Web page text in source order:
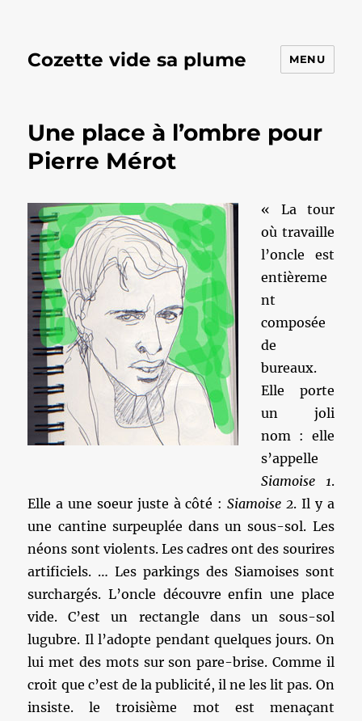
Cozette vide sa plume MENU
Une place à l’ombre pour
Pierre Mérot
« La tour
où travaille
l’oncle est
entièreme
nt
composée
de
bureaux.
Elle porte
un joli
nom : elle
s’appelle
Siamoise 1.
Elle a une soeur juste à côté : Siamoise 2. Il y a
une cantine surpeuplée dans un sous-sol. Les
néons sont violents. Les cadres ont des sourires
artificiels. … Les parkings des Siamoises sont
surchargés. L’oncle découvre enfin une place
vide. C’est un rectangle dans un sous-sol
lugubre. Il l’adopte pendant quelques jours. On
lui met des mots sur son pare-brise. Comme il
croit que c’est de la publicité, il ne les lit pas. On
insiste. le troisième mot est menaçant